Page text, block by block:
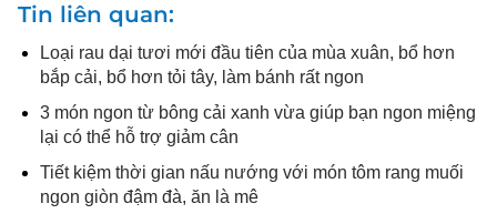
Tin liên quan
Loại rau dại tươi mới đầu tiên của mùa xuân, bổ hơn
bắp cải, bổ hơn tỏi tây, làm bánh rất ngon
3 món ngon từ bông cải xanh vừa giúp bạn ngon miệng
lại có thể hỗ trợ giảm cân
Tiết kiệm thời gian nấu nướng với món tôm rang muối
ngon giòn đậm đà, ăn là mê